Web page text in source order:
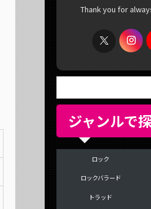
Thank you for
ジャンルで
ロック
ロックバラード
トラッド